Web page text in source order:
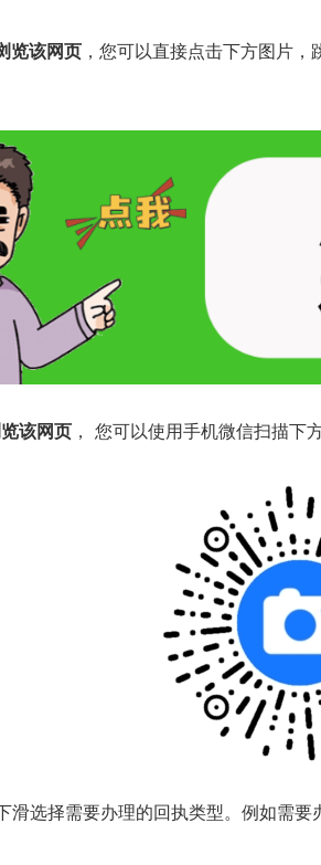
览该网页 ，您可以直接点击下方图片
该网页 ， 您可以使用手机微信扫描下
滑选择需要办理的回执类型。例如需要